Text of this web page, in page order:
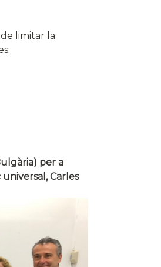
limitar la
per a
universal, Carles